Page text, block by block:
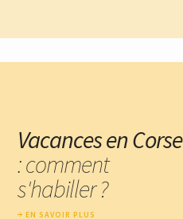
Vacances en Corse
: comment
s'habiller ?
EN SAVOIR PLUS